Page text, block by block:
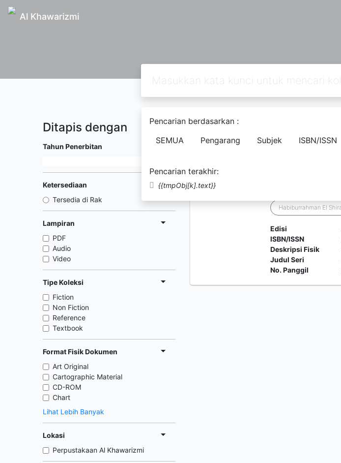
Al Khawarizmi
Pencarian berdasarkan :
SEMUA
Pengarang Subjek ISBN/ISSN
Pencarian terakhir:
{{tmpObj[k].text}}
Ditapis dengan
Tahun Penerbitan
Ketersediaan
Tersedia di Rak
Lampiran
PDF
Audio
Video
Tipe Koleksi
Fiction
Non Fiction
Reference
Textbook
Format Fisik Dokumen
Art Original
Cartographic Material
CD-ROM
Chart
Lihat Lebih Banyak
Lokasi
Perpustakaan Al Khawarizmi
Shiraz...
Habiburrahman El
Edisi
ISBN/ISSN
Deskripsi Fisik
Judul Seri
No. Panggil